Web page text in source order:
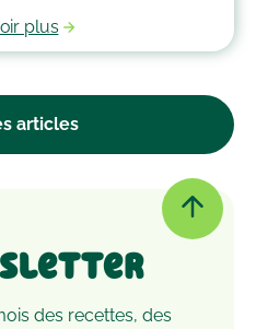
articles
Alors après avoir
poussière, d’acariens et
comment laver un
plus
des recettes, des